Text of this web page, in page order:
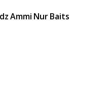
Ammi Nur Baits